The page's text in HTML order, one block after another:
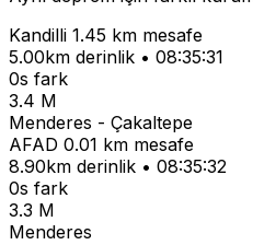
Kandilli 1.45 km mesafe
5.00km derinlik • 08:35:31
0s fark
3.4 M
Menderes - Çakaltepe
AFAD 0.01 km mesafe
8.90km derinlik • 08:35:32
0s fark
3.3 M
Menderes